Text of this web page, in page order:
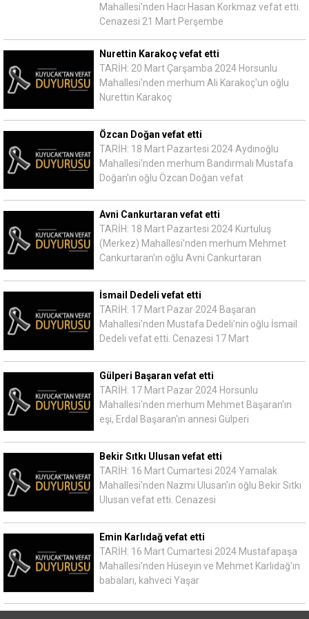
Mahallesi'nden Hacı Hasan Korkmaz vefat etti.
Cenazesi 21 Mart Perşembe
Nurettin Karakoç vefat etti
TARİH: 20 Mart Çarşamba 2024 Horsunlu
Mahallesi'nden merhum Ali Karakoç'un oğlu
Nurettin Karakoç
Özcan Doğan vefat etti
TARİH: 18 Mart Pazartesi 2024 Aydınoğlu
Mahallesi'nden merhum Bandırmalı Mustafa
Doğan'ın oğlu Özcan Doğan vefat
Avni Cankurtaran vefat etti
TARİH: 18 Mart Pazartesi 2024 Kurtuluş
(Merkez) Mahallesi'nden merhum Mehmet
Cankurtaran'ın oğlu Avni Cankurtaran
İsmail Dedeli vefat etti
TARİH: 17 Mart Pazar 2024 Başaran
Mahallesi'nden Mustafa Dedeli'nin oğlu İsmail
Dedeli vefat etti. Cenazesi 17 Mart
Gülperi Başaran vefat etti
TARİH: 17 Mart Pazar 2024 Horsunlu
Mahallesi'nden merhum Mehmet Başaran'ın
eşi, Erdal Başaran'ın annesi Gülperi
Bekir Sıtkı Ulusan vefat etti
TARİH: 16 Mart Cumartesi 2024 Yamalak
Mahallesi'nden Nazmi Ulusan'ın oğlu Bekir Sıtkı
Ulusan vefat etti. Cenazesi
Emin Karlıdağ vefat etti
TARİH: 16 Mart Cumartesi 2024 Mustafapaşa
Mahallesi'nden Hüseyin ve Mehmet Karlıdağ'ın
babaları, kahveci Yaşar